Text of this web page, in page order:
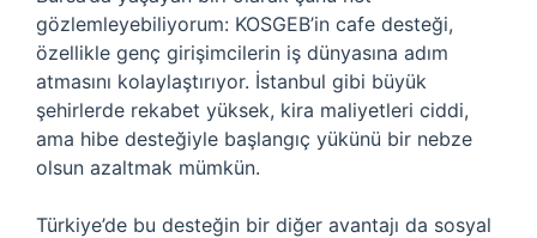
gözlemleyebiliyorum: KOSGEB’in cafe desteği,
özellikle genç girişimcilerin iş dünyasına adım
atmasını kolaylaştırıyor. İstanbul gibi büyük
şehirlerde rekabet yüksek, kira maliyetleri ciddi,
ama hibe desteğiyle başlangıç yükünü bir nebze
olsun azaltmak mümkün.
Türkiye’de bu desteğin bir diğer avantajı da sosyal